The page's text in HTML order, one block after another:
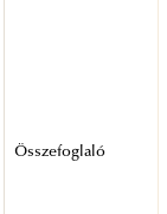
Összefoglaló